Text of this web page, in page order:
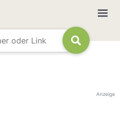
Anzeige